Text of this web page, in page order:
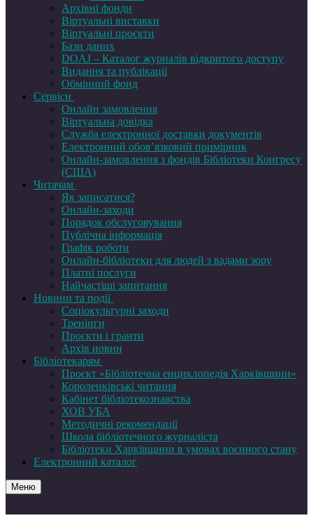
Архівні фонди
Віртуальні виставки
Віртуальні проєкти
Бази даних
DOAJ – Каталог журналів відкритого доступу
Видання та публікації
Обмінний фонд
Сервіси
Онлайн замовлення
Віртуальна довідка
Служба електронної доставки документів
Електронний обов’язковий примірник
Онлайн-замовлення з фондів Бібліотеки Конгресу
(США)
Читачам
Як записатися?
Онлайн-заходи
Порядок обслуговування
Публічна інформація
Графік роботи
Онлайн-бібліотеки для людей з вадами зору
Платні послуги
Найчастіші запитання
Новини та події
Соціокультурні заходи
Тренінги
Проєкти і гранти
Архів новин
Бібліотекарям
Проєкт «Бібліотечна енциклопедія Харківщини»
Короленківські читання
Кабінет бібліотекознавства
ХОВ УБА
Методичні рекомендації
Школа бібліотечного журналіста
Бібліотеки Харківщини в умовах воєнного стану
Електронний каталог
Меню